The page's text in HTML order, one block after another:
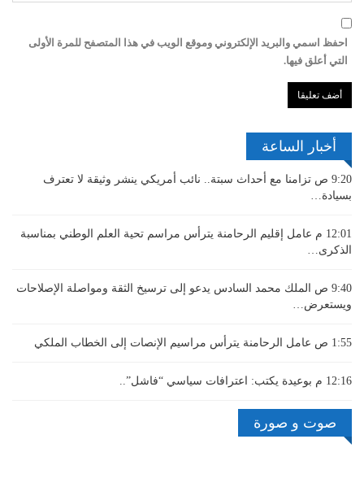
احفظ اسمي والبريد الإلكتروني وموقع الويب في هذا المتصفح للمرة الأولى
التي أعلق فيها.
أخبار الساعة
9:20 ص
تزامنا مع أحداث سبتة.. نائب أمريكي ينشر وثيقة لا تعترف
بسيادة…
12:01 م
عامل إقليم الرحامنة يترأس مراسم تحية العلم الوطني بمناسبة
الذكرى…
9:40 ص
الملك محمد السادس يدعو إلى ترسيخ الثقة ومواصلة الإصلاحات
ويستعرض…
1:55 ص عامل الرحامنة يترأس مراسيم الإنصات إلى الخطاب الملكي
12:16 م بوعيدة يكتب: اعترافات سياسي “فاشل”..
صوت و صورة